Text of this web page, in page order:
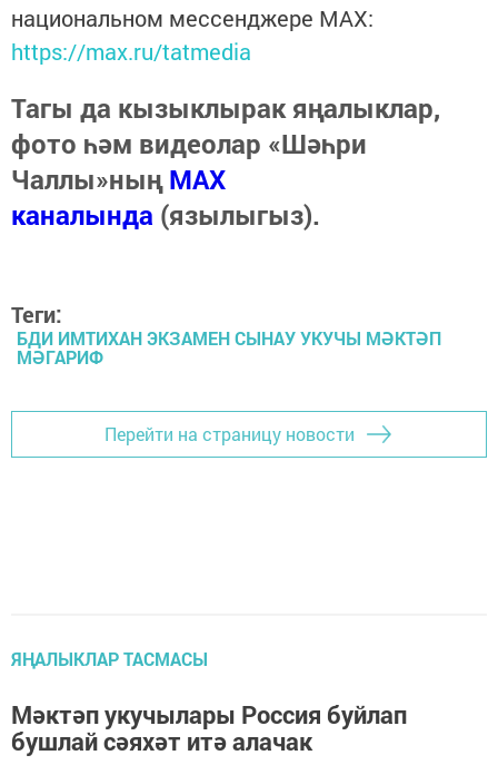
национальном мессенджере MАХ:
https://max.ru/tatmedia
Тагы да кызыклырак яңалыклар,
фото һәм видеолар «Шәһри
Чаллы»ныңMAX
каналында (язылыгыз).
Теги:
БДИ ИМТИХАН ЭКЗАМЕН СЫНАУ УКУЧЫ МӘКТӘП
МӘГАРИФ
Перейти на страницу новости
ЯҢАЛЫКЛАР ТАСМАСЫ
Мәктәп укучылары Россия буйлап
бушлай сәяхәт итә алачак